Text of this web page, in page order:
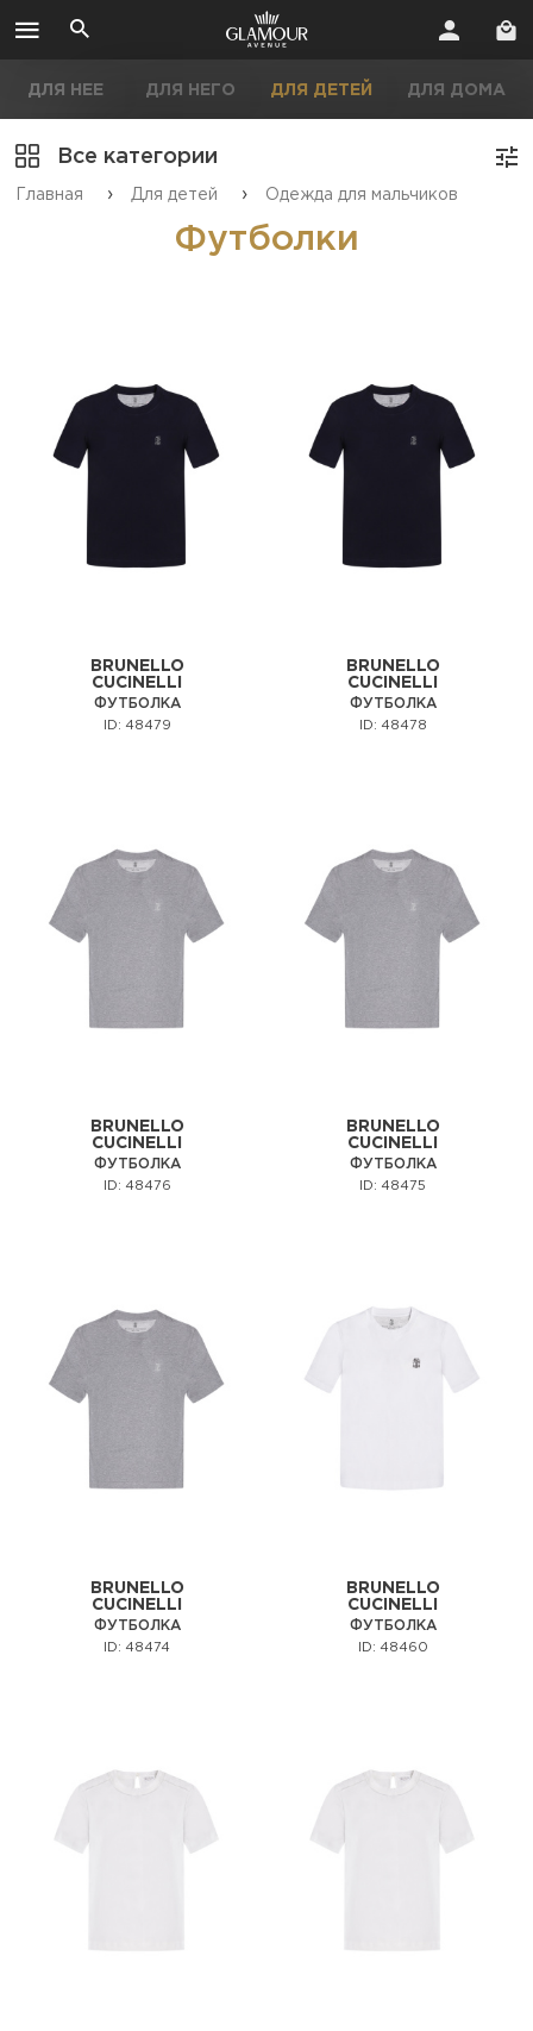
ДЛЯ НЕЕ ДЛЯ НЕГО ДЛЯ ДЕТЕЙ ДЛЯ ДОМА
Все категории
Главная › Для детей › Одежда для мальчиков
Футболки
BRUNELLO
CUCINELLI
ФУТБОЛКА
ID: 48479
BRUNELLO
CUCINELLI
ФУТБОЛКА
ID: 48478
BRUNELLO
CUCINELLI
ФУТБОЛКА
ID: 48476
BRUNELLO
CUCINELLI
ФУТБОЛКА
ID: 48475
BRUNELLO
CUCINELLI
ФУТБОЛКА
ID: 48474
BRUNELLO
CUCINELLI
ФУТБОЛКА
ID: 48460